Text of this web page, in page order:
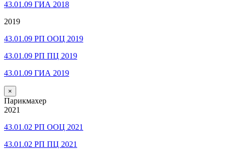
43.01.09 ГИА 2018
2019
43.01.09 РП ООЦ 2019
43.01.09 РП ПЦ 2019
43.01.09 ГИА 2019
×
Парикмахер
2021
43.01.02 РП ООЦ 2021
43.01.02 РП ПЦ 2021